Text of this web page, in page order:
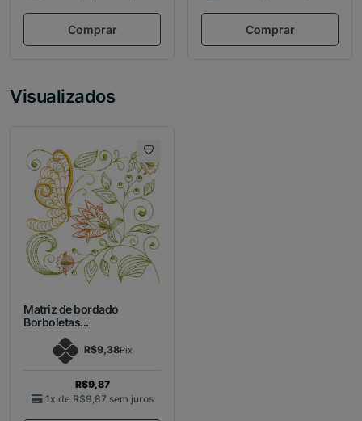
Comprar Comprar
Visualizados
Matriz de bordado
Borboletas...
R$9,38Pix
R$9,87
1x de R$9,87 sem juros